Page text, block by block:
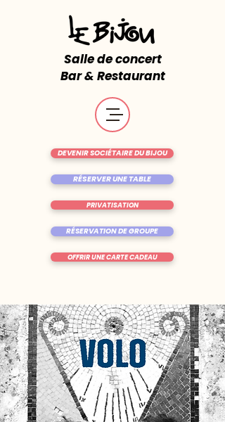
Salle de concert
Bar & Restaurant
RÉSERVER UNE TABLE
OFFRIR UNE CARTE CADEAU
DEVENIR SOCIÉTAIRE DU BIJOU
RÉSERVATION DE GROUPE
PRIVATISATION